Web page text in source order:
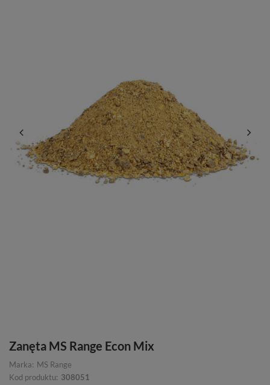
Zanęta MS Range Econ Mix
Marka: MS Range
Kod produktu: 308051